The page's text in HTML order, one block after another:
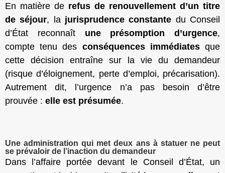
En matière de refus de renouvellement d’un titre
de séjour, la jurisprudence constante du Conseil
d’État reconnaît une présomption d’urgence,
compte tenu des conséquences immédiatesque
cette décision entraîne sur la vie du demandeur
(risque d’éloignement, perte d’emploi, précarisation).
Autrement dit, l’urgence n’a pas besoin d’être
prouvée : elle est présumée.
Une administration qui met deux ans à statuer ne peut
se prévaloir de l’inaction du demandeur
Dans l’affaire portée devant le Conseil d’État, un